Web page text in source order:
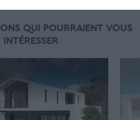
QUI POURRAIENT VOUS
INTÉRESSER